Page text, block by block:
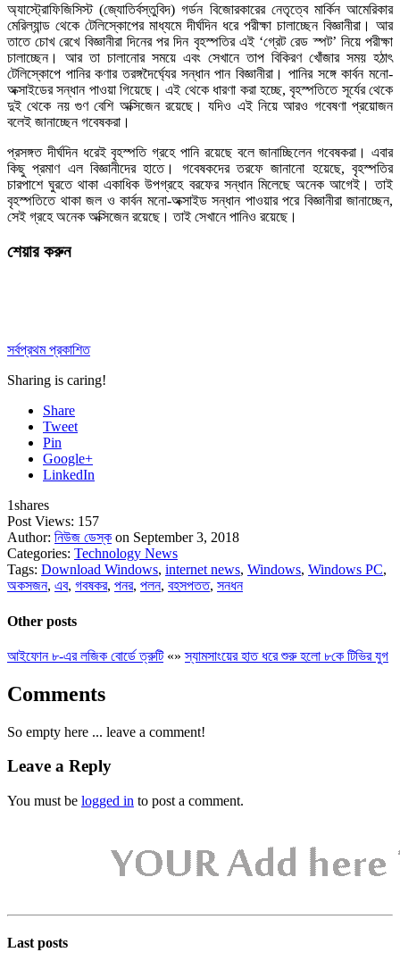
অ্যাস্ট্রোফিজিসিস্ট (জ্যোতির্বস্তুবিদ) গর্ডন বিজোরকারের নেতৃত্বে মার্কিন আমেরিকার
মেরিল্যান্ড থেকে টেলিস্কোপের মাধ্যমে দীর্ঘদিন ধরে পরীক্ষা চালাচ্ছেন বিজ্ঞানীরা। আর
তাতে চোখ রেখে বিজ্ঞানীরা দিনের পর দিন বৃহস্পতির এই ‘গ্রেট রেড স্পট’ নিয়ে পরীক্ষা
চালাচ্ছেন। আর তা চালানোর সময়ে এবং সেখানে তাপ বিকিরণ খোঁজার সময় হঠাৎ
টেলিস্কোপে পানির কণার তরঙ্গদৈর্ঘ্যের সন্ধান পান বিজ্ঞানীরা। পানির সঙ্গে কার্বন মনো-
অক্সাইডের সন্ধান পাওয়া গিয়েছে। এই থেকে ধারণা করা হচ্ছে, বৃহস্পতিতে সূর্যের থেকে
দুই থেকে নয় গুণ বেশি অক্সিজেন রয়েছে। যদিও এই নিয়ে আরও গবেষণা প্রয়োজন
বলেই জানাচ্ছেন গবেষকরা।
প্রসঙ্গত দীর্ঘদিন ধরেই বৃহস্পতি গ্রহে পানি রয়েছে বলে জানাচ্ছিলেন গবেষকরা। এবার
কিছু প্রমাণ এল বিজ্ঞানীদের হাতে। গবেষকদের তরফে জানানো হয়েছে, বৃহস্পতির
চারপাশে ঘুরতে থাকা একাধিক উপগ্রহে বরফের সন্ধান মিলেছে অনেক আগেই। তাই
বৃহস্পতিতে থাকা জল ও কার্বন মনো-অক্সাইড সন্ধান পাওয়ার পরে বিজ্ঞানীরা জানাচ্ছেন,
সেই গ্রহে অনেক অক্সিজেন রয়েছে। তাই সেখানে পানিও রয়েছে।
শেয়ার করুন
সর্বপ্রথম প্রকাশিত
Sharing is caring!
Share
Tweet
Pin
Google+
LinkedIn
1shares
Post Views: 157
Author: নিউজ ডেস্ক on September 3, 2018
Categories: Technology News
Tags: Download Windows, internet news, Windows, Windows PC,
অকসজন, এব, গবষকর, পনর, পলন, বহসপতত, সনধন
Other posts
আইফোন ৮-এর লজিক বোর্ডে ত্রুটি«»স্যামসাংয়ের হাত ধরে শুরু হলো ৮কে টিভির যুগ
Comments
So empty here ... leave a comment!
Leave a Reply
You must be logged in to post a comment.
Last posts